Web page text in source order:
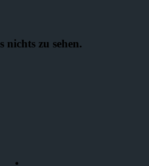
nichts zu sehen.